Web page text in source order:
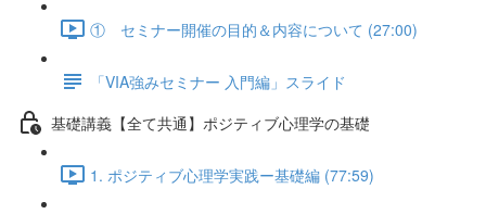
① セミナー開催の目的＆内容について (27:00)
「VIA強みセミナー 入門編」スライド
基礎講義【全て共通】ポジティブ心理学の基礎
1. ポジティブ心理学実践ー基礎編 (77:59)